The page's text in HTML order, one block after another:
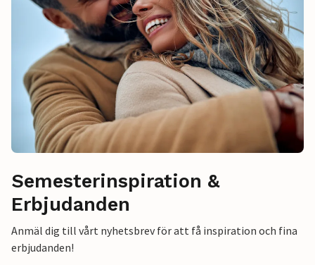
Semesterinspiration &
Erbjudanden
Anmäl dig till vårt nyhetsbrev för att få inspiration och fina
erbjudanden!